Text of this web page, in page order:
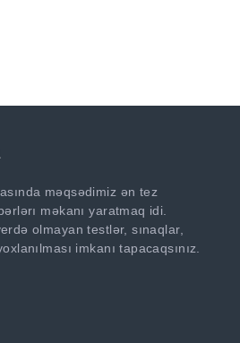
məqsədimiz ən tez
məkanı yaratmaq idi.
olmayan testlər, sınaqlar,
imkanı tapacaqsınız.